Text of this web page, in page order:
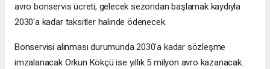
avro bonservis ücreti, gelecek sezondan başlamak kaydıyla
2030'a kadar taksitler halinde ödenecek.
Bonservisi alınması durumunda 2030'a kadar sözleşme
imzalanacak Orkun Kökçü ise yıllık 5 milyon avro kazanacak.